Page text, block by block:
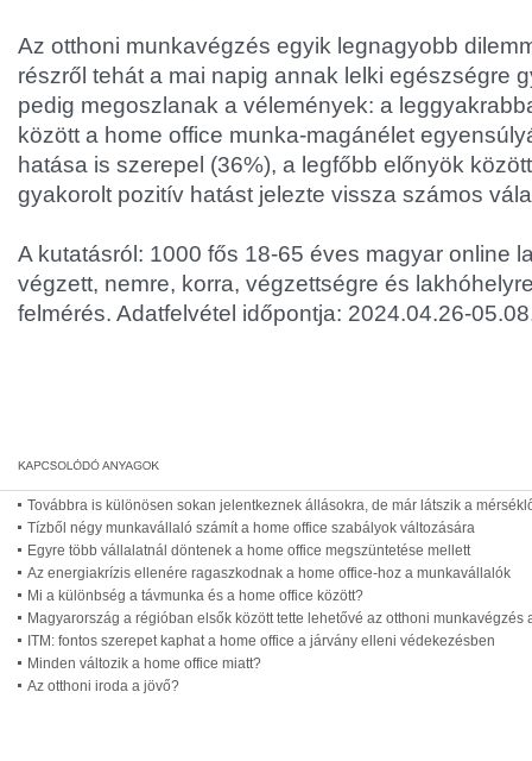
Az otthoni munkavégzés egyik legnagyobb
részről tehát a mai napig annak lelki egészségre
pedig megoszlanak a vélemények: a
között a home office munka-magánélet
hatása is szerepel (36%), a legfőbb előnyök
gyakorolt pozitív hatást jelezte vissza számos
A kutatásról: 1000 fős 18-65 éves magyar online
végzett, nemre, korra, végzettségre és
felmérés. Adatfelvétel időpontja: 2024.04.26-
Továbbra is különösen sokan jelentkeznek állásokra, de már látszik a
Tízből négy munkavállaló számít a home office szabályok változására
Egyre több vállalatnál döntenek a home office megszüntetése mellett
Az energiakrízis ellenére ragaszkodnak a home office-hoz a munkavállalók
Mi a különbség a távmunka és a home office között?
Magyarország a régióban elsők között tette lehetővé az otthoni munkavégzés
ITM: fontos szerepet kaphat a home office a járvány elleni védekezésben
Minden változik a home office miatt?
Az otthoni iroda a jövő?